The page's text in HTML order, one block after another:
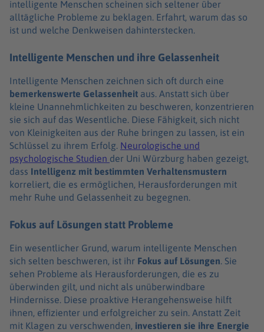
intelligente Menschen scheinen sich seltener über
alltägliche Probleme zu beklagen. Erfahrt, warum das so
ist und welche Denkweisen dahinterstecken.
Intelligente Menschen und ihre Gelassenheit
Intelligente Menschen zeichnen sich oft durch eine
bemerkenswerte Gelassenheit aus. Anstatt sich über
kleine Unannehmlichkeiten zu beschweren, konzentrieren
sie sich auf das Wesentliche. Diese Fähigkeit, sich nicht
von Kleinigkeiten aus der Ruhe bringen zu lassen, ist ein
Schlüssel zu ihrem Erfolg. Neurologische und
psychologische Studien der Uni Würzburg haben gezeigt,
dass Intelligenz mit bestimmten Verhaltensmustern
korreliert, die es ermöglichen, Herausforderungen mit
mehr Ruhe und Gelassenheit zu begegnen.
Fokus auf Lösungen statt Probleme
Ein wesentlicher Grund, warum intelligente Menschen
sich selten beschweren, ist ihr Fokus auf Lösungen. Sie
sehen Probleme als Herausforderungen, die es zu
überwinden gilt, und nicht als unüberwindbare
Hindernisse. Diese proaktive Herangehensweise hilft
ihnen, effizienter und erfolgreicher zu sein. Anstatt Zeit
mit Klagen zu verschwenden, investieren sie ihre Energie